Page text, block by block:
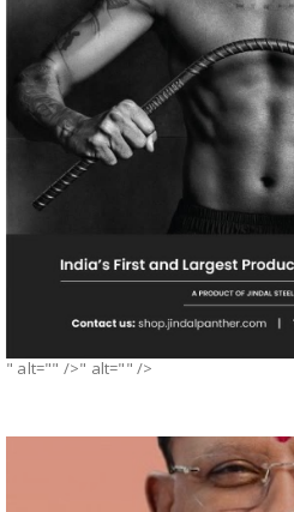
" alt="" />" alt="" />